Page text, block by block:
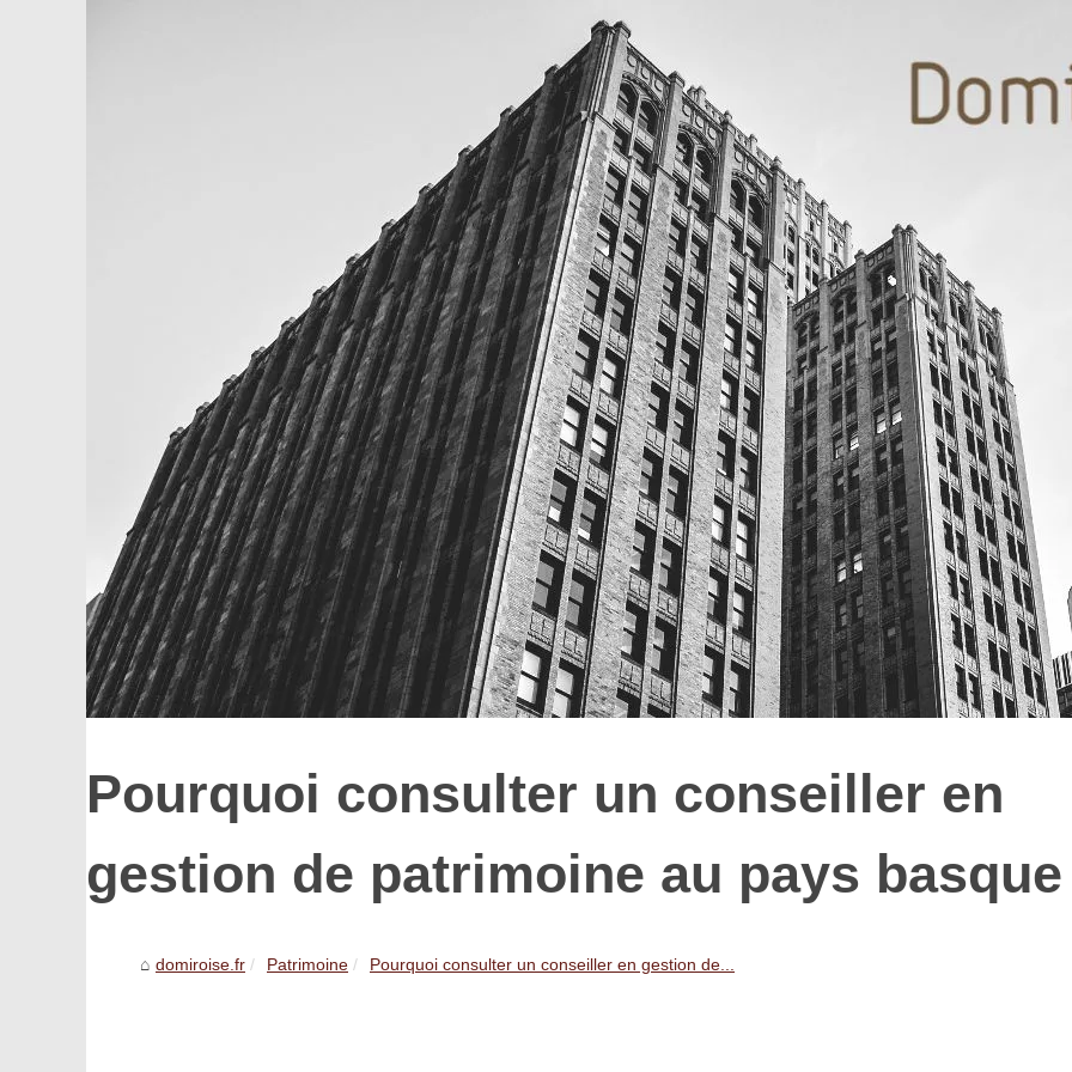
Pourquoi consulter un conseiller en
gestion de patrimoine au pays
domiroise.fr Patrimoine Pourquoi consulter un conseiller en gestion de...